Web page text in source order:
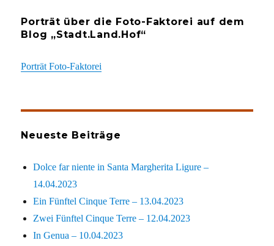
Porträt über die Foto-Faktorei auf dem
Blog „Stadt.Land.Hof“
Porträt Foto-Faktorei
Neueste Beiträge
Dolce far niente in Santa Margherita Ligure –
14.04.2023
Ein Fünftel Cinque Terre – 13.04.2023
Zwei Fünftel Cinque Terre – 12.04.2023
In Genua – 10.04.2023